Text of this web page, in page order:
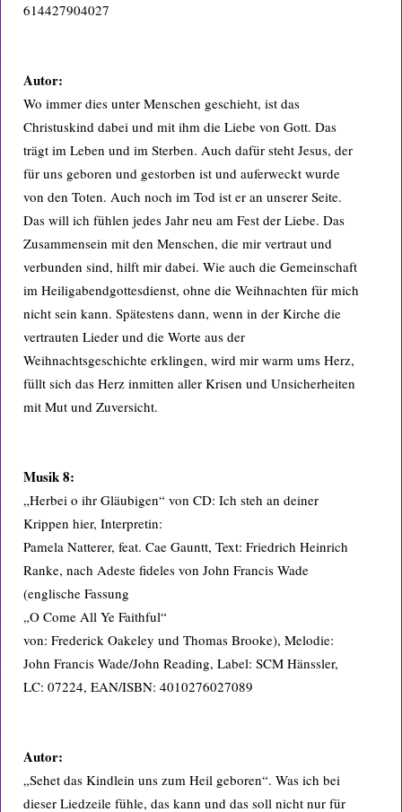
614427904027
Autor:
Wo immer dies unter Menschen geschieht, ist das
Christuskind dabei und mit ihm die Liebe von Gott. Das
trägt im Leben und im Sterben. Auch dafür steht Jesus, der
für uns geboren und gestorben ist und auferweckt wurde
von den Toten. Auch noch im Tod ist er an unserer Seite.
Das will ich fühlen jedes Jahr neu am Fest der Liebe. Das
Zusammensein mit den Menschen, die mir vertraut und
verbunden sind, hilft mir dabei. Wie auch die Gemeinschaft
im Heiligabendgottesdienst, ohne die Weihnachten für mich
nicht sein kann. Spätestens dann, wenn in der Kirche die
vertrauten Lieder und die Worte aus der
Weihnachtsgeschichte erklingen, wird mir warm ums Herz,
füllt sich das Herz inmitten aller Krisen und Unsicherheiten
mit Mut und Zuversicht.
Musik 8:
„Herbei o ihr Gläubigen“ von CD: Ich steh an deiner
Krippen hier, Interpretin:
Pamela Natterer, feat. Cae Gauntt, Text: Friedrich Heinrich
Ranke, nach Adeste fideles von John Francis Wade
(englische Fassung
„O Come All Ye Faithful“
von: Frederick Oakeley und Thomas Brooke), Melodie:
John Francis Wade/John Reading, Label: SCM Hänssler,
LC: 07224, EAN/ISBN: 4010276027089
Autor:
„Sehet das Kindlein uns zum Heil geboren“. Was ich bei
dieser Liedzeile fühle, das kann und das soll nicht nur für